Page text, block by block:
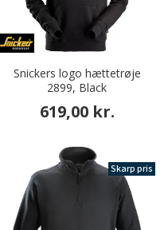
Snickers logo hættetrøje
2899, Black
619,00 kr.
Skarp pris